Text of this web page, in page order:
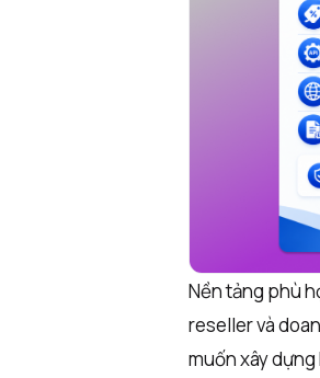
Nền tảng phù
reseller và
muốn xây